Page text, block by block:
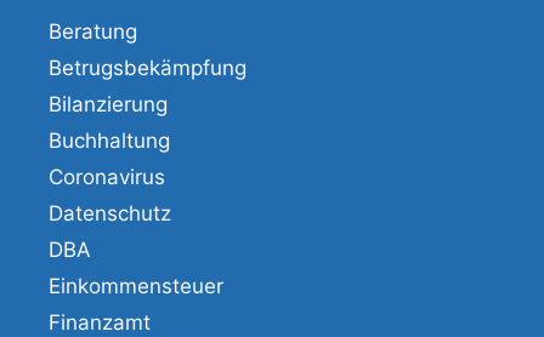
Beratung
Betrugsbekämpfung
Bilanzierung
Buchhaltung
Coronavirus
Datenschutz
DBA
Einkommensteuer
Finanzamt